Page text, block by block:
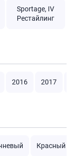
Sportage, IV
Рестайлинг
2016 2017
Красный